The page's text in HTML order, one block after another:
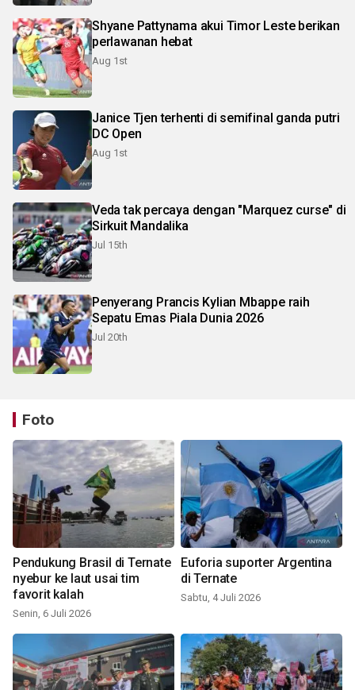
Shyane Pattynama akui Timor Leste berikan
perlawanan hebat
Aug 1st
Janice Tjen terhenti di semifinal ganda putri
DC Open
Aug 1st
Veda tak percaya dengan "Marquez curse" di
Sirkuit Mandalika
Jul 15th
Penyerang Prancis Kylian Mbappe raih
Sepatu Emas Piala Dunia 2026
Jul 20th
Foto
Pendukung Brasil di Ternate
nyebur ke laut usai tim
favorit kalah
Senin, 6 Juli 2026
Euforia suporter Argentina
di Ternate
Sabtu, 4 Juli 2026